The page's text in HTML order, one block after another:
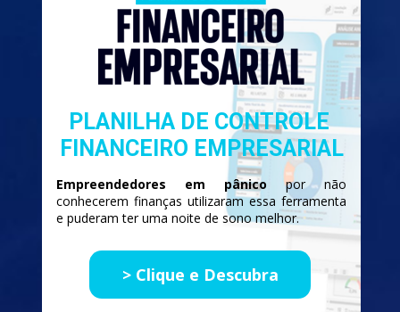
PLANILHA DE CONTROLE
FINANCEIRO EMPRESARIAL
Empreendedores em pânico por não
conhecerem finanças utilizaram essa ferramenta
e puderam ter uma noite de sono melhor.
> Clique e Descubra